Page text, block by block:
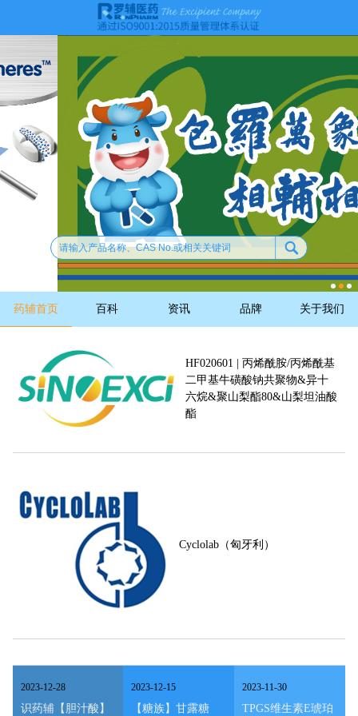
药辅首页 百科 资讯 品牌 关于我们
HF020601 | 丙烯酰胺/丙烯酰基
二甲基牛磺酸钠共聚物&异十
六烷&聚山梨酯80&山梨坦油酸
酯
Cyclolab（匈牙利）
识药辅【胆汁酸】
2023-12-28
【糖族】甘露糖
2023-12-15
TPGS维生素E琥珀
2023-11-30